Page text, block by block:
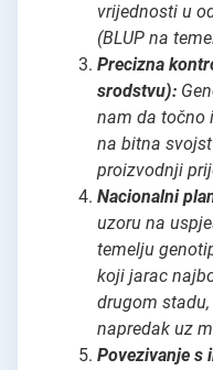
vrijednosti u
(BLUP na
Precizna
srodstvu):
nam da točno
na bitna
proizvodnji
Nacionalni
uzoru na
temelju
koji jarac
drugom
napredak uz
Povezivanje s